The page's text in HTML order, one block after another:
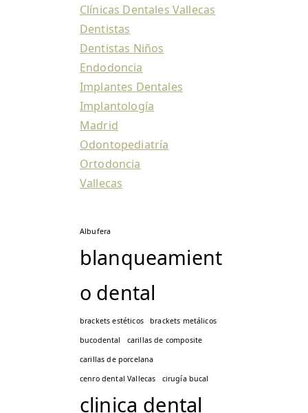
Clínicas Dentales Vallecas
Dentistas
Dentistas Niños
Endodoncia
Implantes Dentales
Implantología
Madrid
Odontopediatría
Ortodoncia
Vallecas
Albufera
blanqueamient
o dental
brackets estéticos
brackets metálicos
bucodental
carillas de composite
carillas de porcelana
cenro dental Vallecas
cirugía bucal
clinica dental